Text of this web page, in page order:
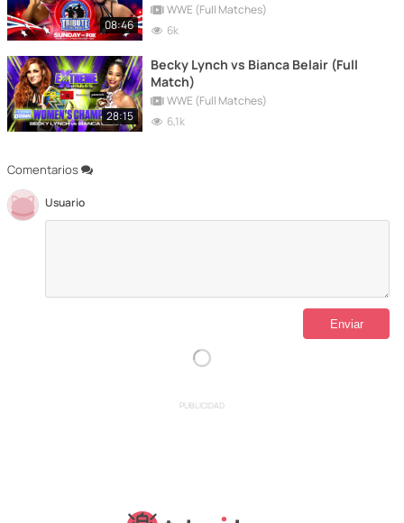
Comentarios
Usuario
08:46
WWE (Full Matches)
6k
28:15
Becky Lynch vs Bianca Belair (Full
Match)
WWE (Full Matches)
6,1k
PUBLICIDAD